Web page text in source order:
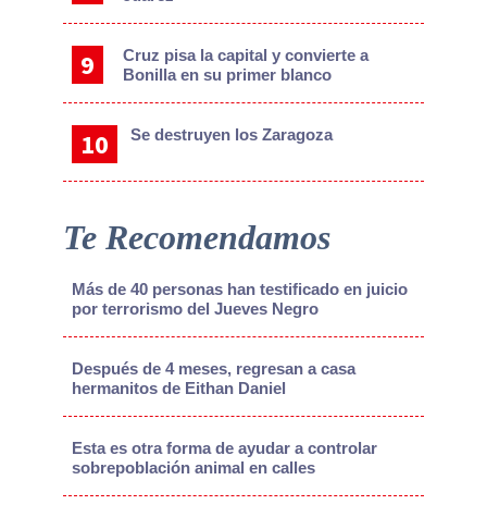
Cruz pisa la capital y convierte a
Bonilla en su primer blanco
Se destruyen los Zaragoza
Te Recomendamos
Más de 40 personas han testificado en juicio
por terrorismo del Jueves Negro
Después de 4 meses, regresan a casa
hermanitos de Eithan Daniel
Esta es otra forma de ayudar a controlar
sobrepoblación animal en calles